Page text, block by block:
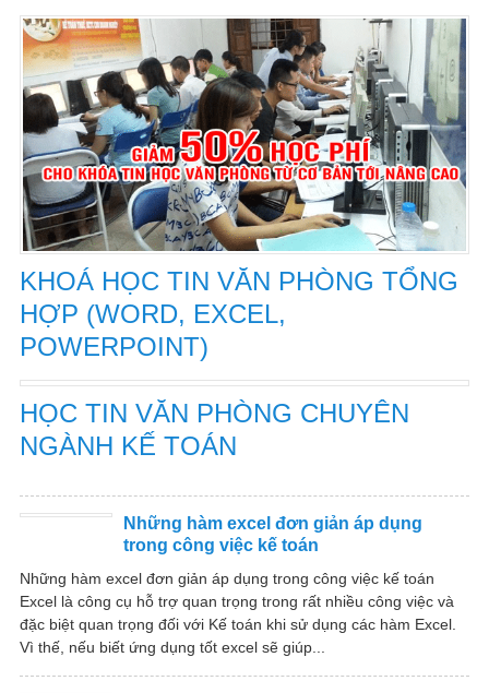
KHOÁ HỌC TIN VĂN PHÒNG TỔNG
HỢP (WORD, EXCEL,
POWERPOINT)
HỌC TIN VĂN PHÒNG CHUYÊN
NGÀNH KẾ TOÁN
Những hàm excel đơn giản áp dụng
trong công việc kế toán
Những hàm excel đơn giản áp dụng trong công việc kế toán
Excel là công cụ hỗ trợ quan trọng trong rất nhiều công việc và
đặc biệt quan trọng đối với Kế toán khi sử dụng các hàm Excel.
Vì thế, nếu biết ứng dụng tốt excel sẽ giúp...